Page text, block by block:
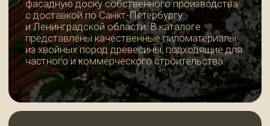
ОСНОВНЫЕ ПРЕИМУЩЕСТВА
Древесина остается одним из самых
востребованных материалов для наружной
отделки благодаря сочетанию прочности,
экологичности и привлекательного внешнего
вида. При правильном монтаже и регулярной
защитной обработке фасадная доска
сохраняет свои свойства на протяжении
многих лет даже в условиях переменчивого
климата.